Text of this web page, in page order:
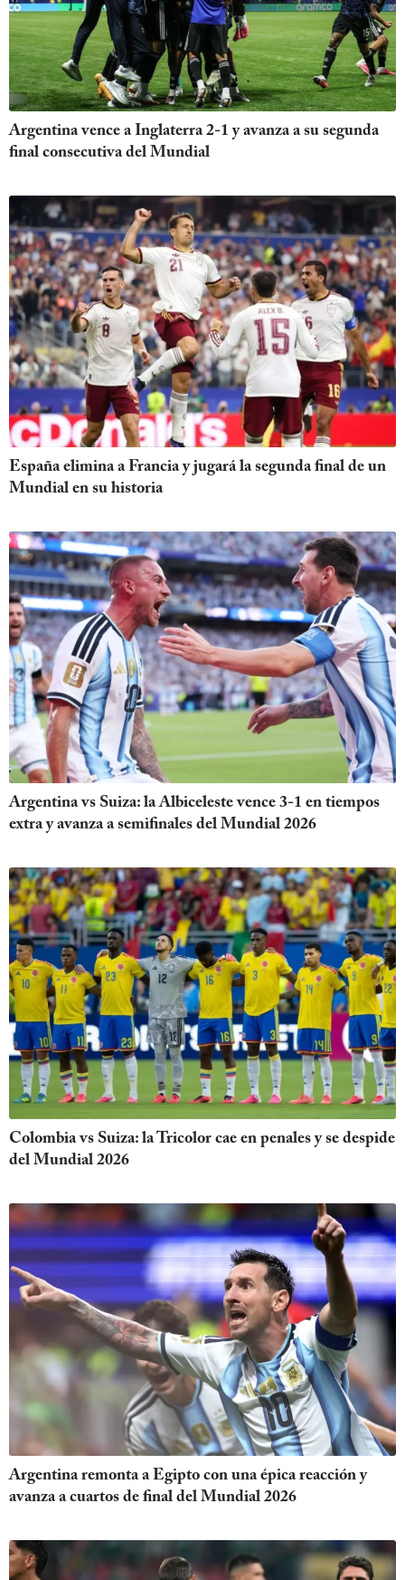
Argentina vence a Inglaterra 2-1 y avanza a su segunda
final consecutiva del Mundial
España elimina a Francia y jugará la segunda final de un
Mundial en su historia
Argentina vs Suiza: la Albiceleste vence 3-1 en tiempos
extra y avanza a semifinales del Mundial 2026
Colombia vs Suiza: la Tricolor cae en penales y se despide
del Mundial 2026
Argentina remonta a Egipto con una épica reacción y
avanza a cuartos de final del Mundial 2026